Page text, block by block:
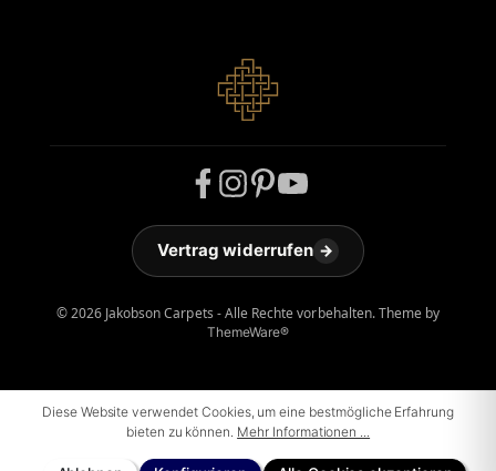
© 2026 Jakobson Carpets - Alle Rechte vorbehalten. Theme by
ThemeWare®
Vertrag widerrufen →
Diese Website verwendet Cookies, um eine bestmögliche Erfahrung
bieten zu können. Mehr Informationen ...